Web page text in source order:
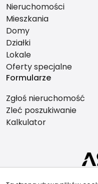
Nieruchomości
Mieszkania
Domy
Działki
Lokale
Oferty specjalne
Formularze
Zgłoś nieruchomość
Zleć poszukiwanie
Kalkulator